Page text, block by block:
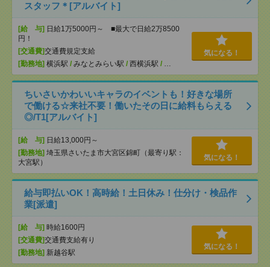
スタッフ＊[アルバイト]
[給 与] 日給1万5000円～ ■最大で日給2万8500
円！
[交通費]交通費規定支給
[勤務地] 横浜駅 / みなとみらい駅 / 西横浜駅 / …
気になる！
ちいさいかわいいキャラのイベントも！好きな場所
で働ける☆来社不要！働いたその日に給料もらえる
◎/T1[アルバイト]
[給 与] 日給13,000円～
[勤務地] 埼玉県さいたま市大宮区錦町（最寄り駅：
大宮駅）
気になる！
給与即払いOK！高時給！土日休み！仕分け・検品作
業[派遣]
[給 与] 時給1600円
[交通費]交通費支給有り
[勤務地] 新越谷駅
気になる！